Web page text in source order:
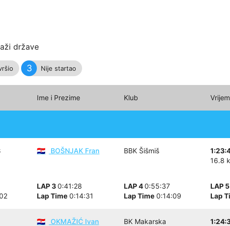
države
3 Nije startao
Ime i Prezime Klub
🇭🇷 BOŠNJAK Fran BBK Šišmiš
16.8
LAP 30:41:28
Lap Time 0:14:31
LAP 40:55:37
Lap Time0:14:09
LAP
Lap
🇭🇷 OKMAŽIĆ Ivan BK Makarska